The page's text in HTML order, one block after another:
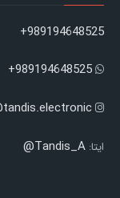
989194648525+
989194648525+
tandis.electronic@
ایتا: Tandis_A@